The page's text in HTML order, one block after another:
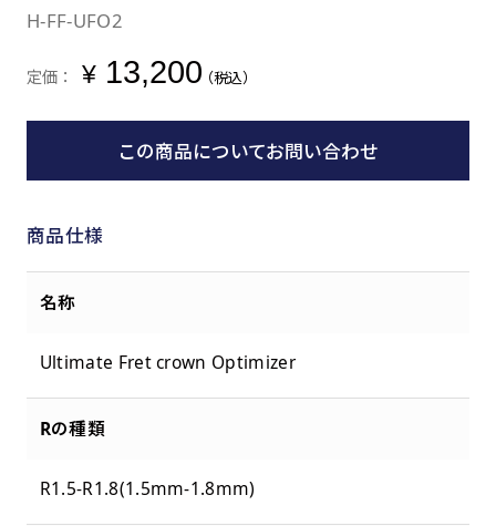
H-FF-UFO2
定価： ¥13,200（税込）
この商品についてお問い合わせ
商品仕様
名称
Ultimate Fret crown Optimizer
Rの種類
R1.5-R1.8(1.5mm-1.8mm)